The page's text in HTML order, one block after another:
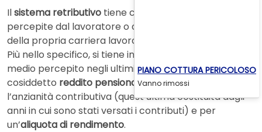
Ilsistema retributivo tiene conto delle retribuzioni
percepite dal lavoratore o dalla lavoratrice nel corso
della propria carriera lavorativa.
Più nello specifico, si tiene in considerazione il reddito
medio percepito negli ultimi 10 anni di lavoro (il
cosiddetto reddito pensionabile) e lo si moltiplica per
l’anzianità contributiva (quest’ultima costituita dagli
anni in cui sono stati versati i contributi) e per
un’aliquota di rendimento.
PIANO COTTURA PERICOLOSO
Vanno rimossi